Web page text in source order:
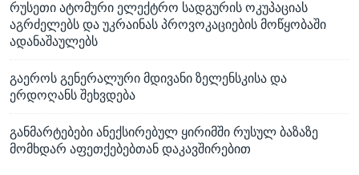
რუსეთი ატომური ელექტრო სადგურის ოკუპაციას
აგრძელებს და უკრაინას პროვოკაციების მოწყობაში
ადანაშაულებს
გაეროს გენერალური მდივანი ზელენსკისა და
ერდოღანს შეხვდება
განმარტებები ანექსირებულ ყირიმში რუსულ ბაზაზე
მომხდარ აფეთქებებთან დაკავშირებით